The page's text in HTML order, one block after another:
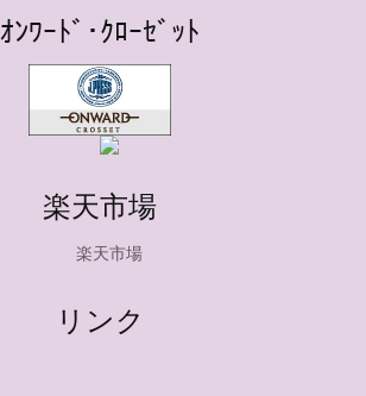
ｵﾝﾜｰﾄﾞ･ｸﾛｰｾﾞｯﾄ
楽天市場
リンク